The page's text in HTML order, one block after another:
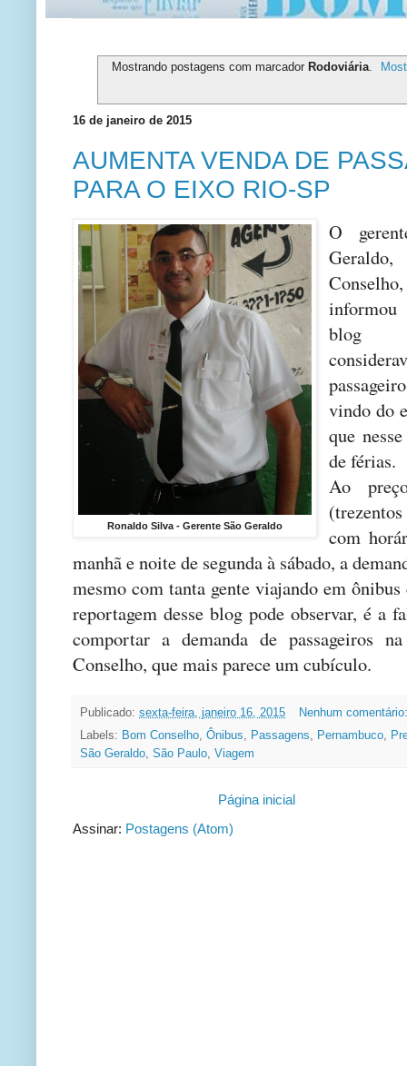
Mostrando postagens com marcador Rodoviária.
16 de janeiro de 2015
AUMENTA VENDA DE
PARA O EIXO RIO-SP
Ronaldo Silva - Gerente São Geraldo
O
informou
blog
vindo do
que
de férias.
Ao
com
manhã e noite de segunda à sábado, a
mesmo com tanta gente viajando em
reportagem desse blog pode observar, é a
comportar a demanda de passageiros
Conselho, que mais parece um cubículo.
Publicado: sexta-feira, janeiro 16, 2015
Nenhum
Labels: Bom Conselho, Ônibus, Passagens, Pernambuco,
São Geraldo, São Paulo, Viagem
Página inicial
Assinar: Postagens (Atom)